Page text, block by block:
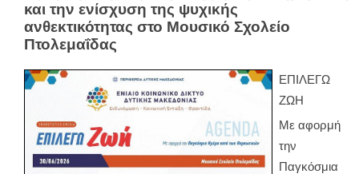
και την ενίσχυση της ψυχικής
ανθεκτικότητας στο Μουσικό Σχολείο
Πτολεμαΐδας
ΕΠΙΛΕΓΩ
ΖΩΗ
Με αφορμή
την
Παγκόσμια